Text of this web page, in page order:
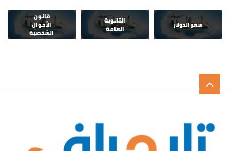
سعر الدولار
الثانوية
العامة
قانون
الأحوال
الشخصية